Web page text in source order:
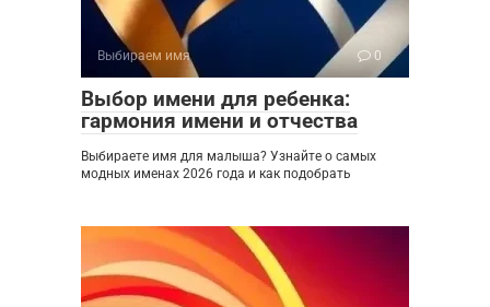
Выбираем имя 0
Выбор имени для ребенка:
гармония имени и отчества
Выбираете имя для малыша? Узнайте о самых
модных именах 2026 года и как подобрать